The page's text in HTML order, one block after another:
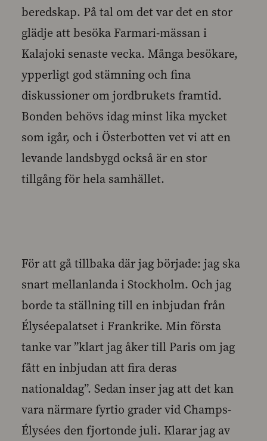
beredskap. På tal om det var det en stor
glädje att besöka Farmari-mässan i
Kalajoki senaste vecka. Många besökare,
ypperligt god stämning och fina
diskussioner om jordbrukets framtid.
Bonden behövs idag minst lika mycket
som igår, och i Österbotten vet vi att en
levande landsbygd också är en stor
tillgång för hela samhället.
För att gå tillbaka där jag började: jag ska
snart mellanlanda i Stockholm. Och jag
borde ta ställning till en inbjudan från
Élyséepalatset i Frankrike. Min första
tanke var ”klart jag åker till Paris om jag
fått en inbjudan att fira deras
nationaldag”. Sedan inser jag att det kan
vara närmare fyrtio grader vid Champs-
Élysées den fjortonde juli. Klarar jag av